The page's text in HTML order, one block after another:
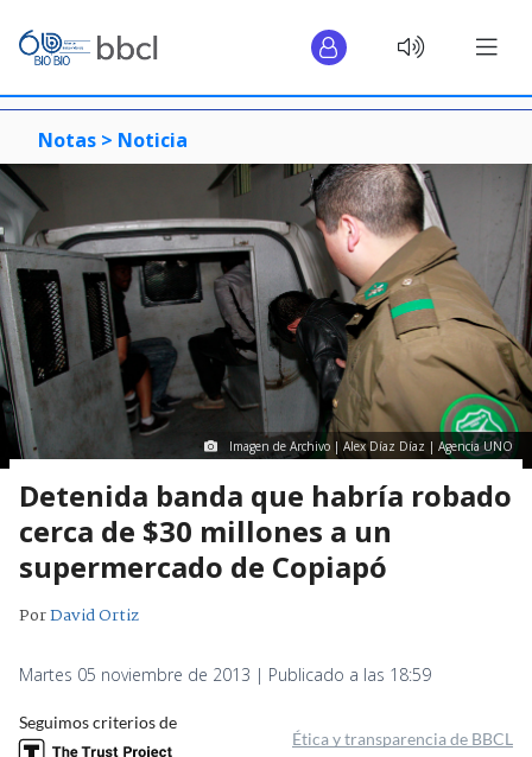
Notas > Noticia
Imagen de Archivo | Alex Díaz Díaz | Agencia UNO
Detenida banda que habría robado
cerca de $30 millones a un
supermercado de Copiapó
PorDavid Ortiz
Martes 05 noviembre de 2013 | Publicado a las 18:59
Seguimos criterios de
Ética y transparencia de BBCL